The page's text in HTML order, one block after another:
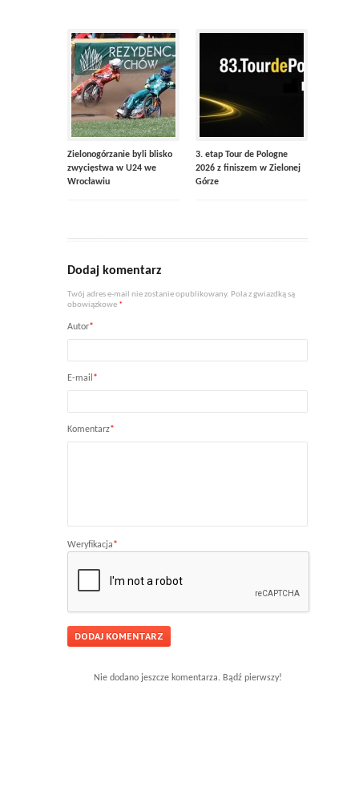
Zielonogórzanie byli blisko
zwycięstwa w U24 we
Wrocławiu
3. etap Tour de Pologne
2026 z finiszem w Zielonej
Górze
Dodaj komentarz
Twój adres e-mail nie zostanie opublikowany. Pola z gwiazdką są
obowiązkowe *
Autor*
E-mail *
Komentarz*
Weryfikacja*
Nie dodano jeszcze komentarza. Bądź pierwszy!